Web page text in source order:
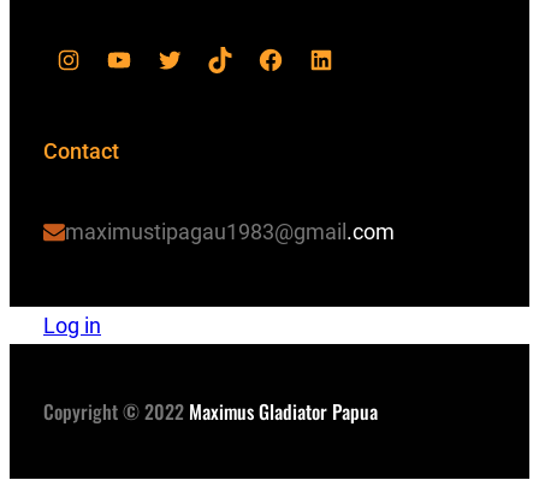
Contact
maximustipagau1983@gmail.com
Log in
Copyright © 2022 Maximus Gladiator Papua